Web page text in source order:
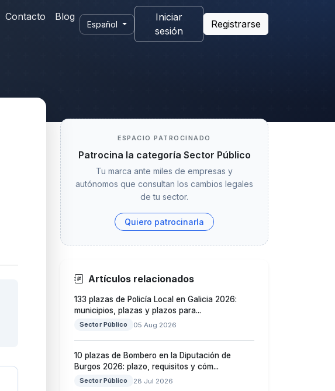
Contacto Blog
Español
Iniciar
sesión
Registrarse
ESPACIO PATROCINADO
Patrocina la categoría Sector Público
Tu marca ante miles de empresas y
autónomos que consultan los cambios legales
de tu sector.
Quiero patrocinarla
Artículos relacionados
133 plazas de Policía Local en Galicia 2026:
municipios, plazas y plazos para...
Sector Público 05 Aug 2026
10 plazas de Bombero en la Diputación de
Burgos 2026: plazo, requisitos y cóm...
Sector Público 28 Jul 2026